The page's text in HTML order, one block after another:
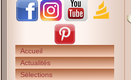
Accueil
Actualités
Sélections